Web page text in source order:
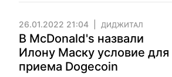
26.01.2022 21:04 ДИДЖИТАЛ
В McDonald's назвали
Илону Маску условие для
приема Dogecoin